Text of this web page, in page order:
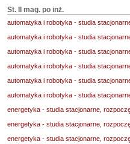
St. II mag. po inż.
automatyka i robotyka - studia
automatyka i robotyka - studia
automatyka i robotyka - studia
automatyka i robotyka - studia
automatyka i robotyka - studia
automatyka i robotyka - studia
energetyka - studia stacjonarne,
energetyka - studia stacjonarne,
energetyka - studia stacjonarne,